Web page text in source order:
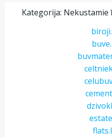
Kategorija: Nekustamie